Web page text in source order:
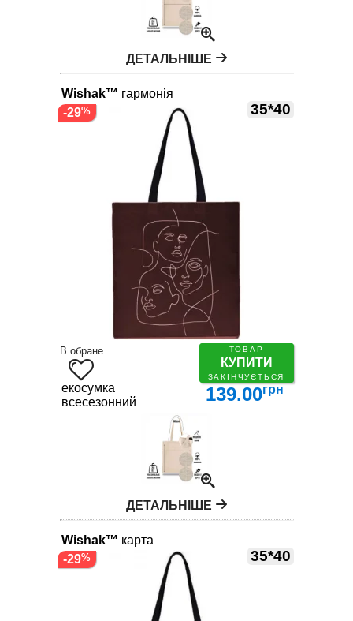
ДЕТАЛЬНІШЕ
Wishak™ гармонія
35*40
В обране ТОВАР
КУПИТИ
ЗАКІНЧУЄТЬСЯ
екосумка
всесезонний
139.00грн
-29
ДЕТАЛЬНІШЕ
Wishak™ карта
35*40
-29